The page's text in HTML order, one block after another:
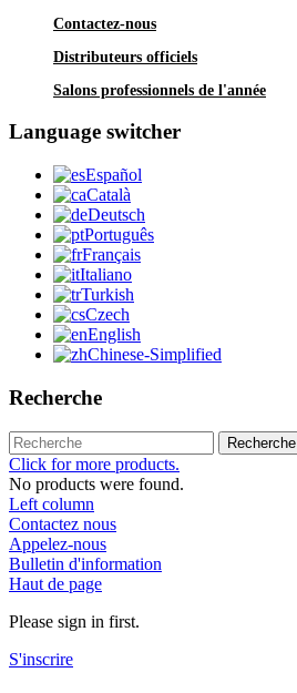
Contactez-nous
Distributeurs officiels
Salons professionnels de l'année
Language switcher
Español
Català
Deutsch
Português
Français
Italiano
Turkish
Czech
English
Chinese-Simplified
Recherche
Recherche
Click for more products.
No products were found.
Left column
Contactez nous
Appelez-nous
Bulletin d'information
Haut de page
Please sign in first.
S'inscrire